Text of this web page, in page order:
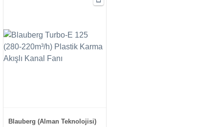
Blauberg (Alman Teknolojisi)